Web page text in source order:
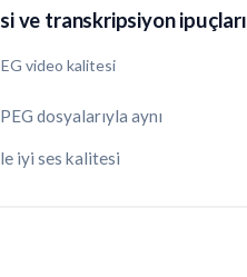
ve transkripsiyon ipuçları
video kalitesi
dosyalarıyla aynı
iyi ses kalitesi